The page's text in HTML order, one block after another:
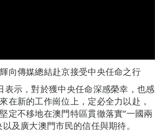
向傳媒總結赴京接受中央任命之行
示，對於獲中央任命深感榮幸，也感
在新的工作崗位上，定必全力以赴，
定不移地在澳門特區貫徹落實“一國兩
及廣大澳門市民的信任與期待。